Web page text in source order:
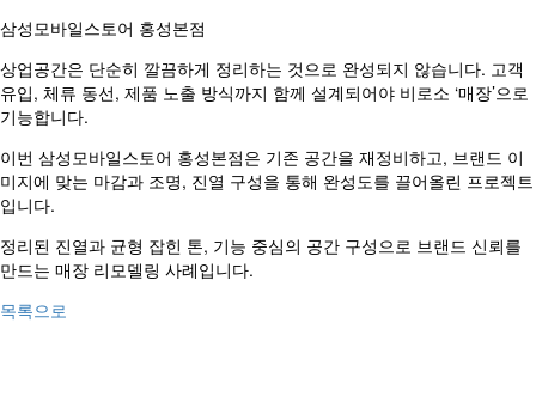
삼성모바일스토어 홍성본점
상업공간은 단순히 깔끔하게 정리하는 것으로 완성되지 않습니다. 고객
유입, 체류 동선, 제품 노출 방식까지 함께 설계되어야 비로소 ‘매장’으로
기능합니다.
이번 삼성모바일스토어 홍성본점은 기존 공간을 재정비하고, 브랜드 이
미지에 맞는 마감과 조명, 진열 구성을 통해 완성도를 끌어올린 프로젝트
입니다.
정리된 진열과 균형 잡힌 톤, 기능 중심의 공간 구성으로 브랜드 신뢰를
만드는 매장 리모델링 사례입니다.
목록으로